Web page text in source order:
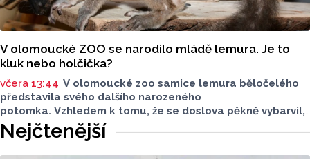
V olomoucké ZOO se narodilo mládě lemura. Je to
kluk nebo holčička?
včera 13:44 V olomoucké zoo samice lemura běločelého
představila svého dalšího narozeného
potomka. Vzhledem k tomu, že se doslova pěkně vybarvil,
je téměř jisté, že se jedná o samce. Samice totiž bývají
hnědé, případně hnědošedé, zato samci se pyšní bílým
zbarvením hlavy.
Nejčtenější